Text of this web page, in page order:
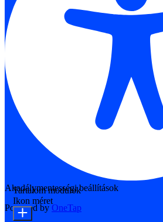
Akadálymentességi beállítások
Powered by OneTap
Tartalom modulok
Ikon méret